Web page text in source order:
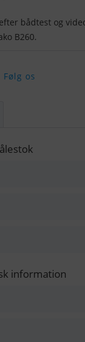
bådtest og
Følg os
information